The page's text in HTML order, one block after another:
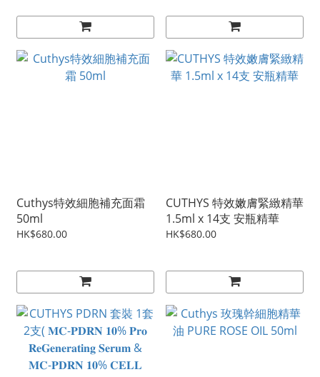
Cuthys特效細胞補充面霜
50ml
HK$680.00
CUTHYS 特效嫩膚緊緻精華
1.5ml x 14支 安瓶精華
HK$680.00